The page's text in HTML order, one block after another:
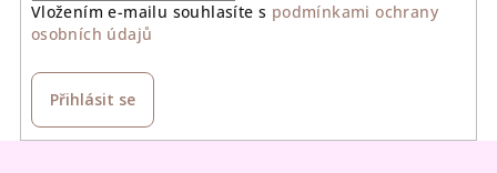
Vložením e-mailu souhlasíte s podmínkami ochrany
osobních údajů
Přihlásit se